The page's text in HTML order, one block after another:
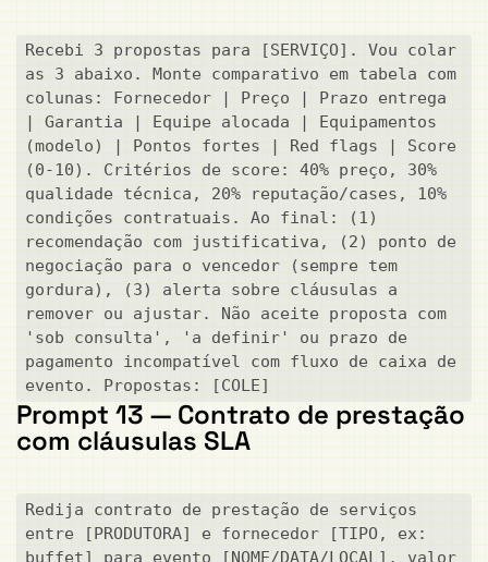
Recebi 3 propostas para [SERVIÇO]. Vou colar
as 3 abaixo. Monte comparativo em tabela com
colunas: Fornecedor | Preço | Prazo entrega
| Garantia | Equipe alocada | Equipamentos
(modelo) | Pontos fortes | Red flags | Score
(0-10). Critérios de score: 40% preço, 30%
qualidade técnica, 20% reputação/cases, 10%
condições contratuais. Ao final: (1)
recomendação com justificativa, (2) ponto de
negociação para o vencedor (sempre tem
gordura), (3) alerta sobre cláusulas a
remover ou ajustar. Não aceite proposta com
'sob consulta', 'a definir' ou prazo de
pagamento incompatível com fluxo de caixa de
evento. Propostas: [COLE]
Prompt 13 — Contrato de prestação
com cláusulas SLA
Redija contrato de prestação de serviços
entre [PRODUTORA] e fornecedor [TIPO, ex:
buffet] para evento [NOME/DATA/LOCAL], valor